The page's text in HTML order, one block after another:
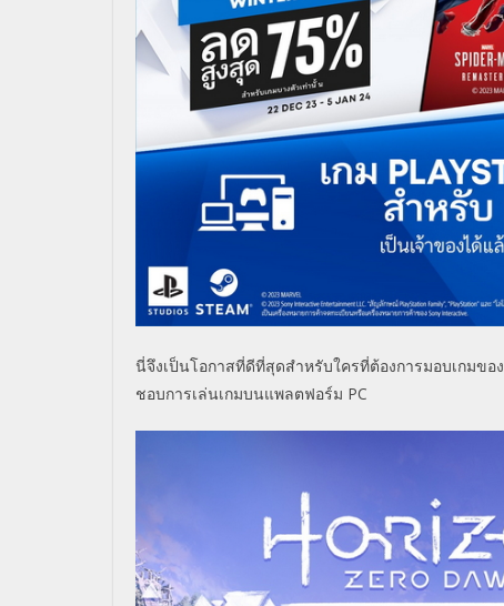
นี่จึงเป็นโอกาสที่ดีที่สุดสำหรับใครที่ต้องการมอบเกมของ
ชอบการเล่นเกมบนแพลตฟอร์ม PC